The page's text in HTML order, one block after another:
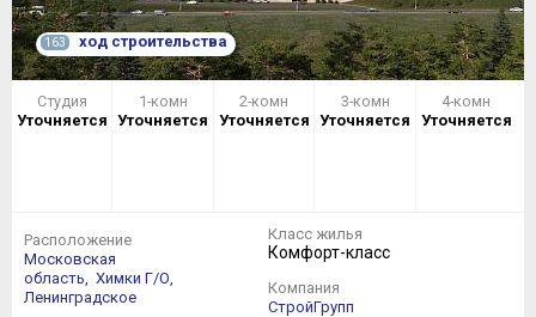
163 ход строительства
Студия
Уточняется
1-комн
Уточняется
2-комн
Уточняется
3-комн
Уточняется
4-комн
Уточняется
Расположение
Московская
область, Химки Г/О,
Ленинградское
Класс жилья
Комфорт-класс
Компания
СтройГрупп